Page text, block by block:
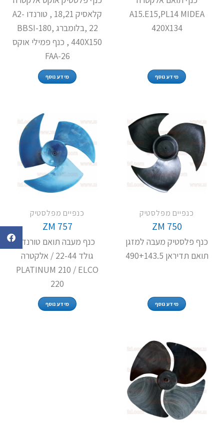
A15.E15,PL14 MIDEA
420X134
מידע נוסף
קלאסיק 18,21 , טורנדו A2-
22 ,בלומברג BBSI-180,
440X150 , כנף פמילי אוקס
FAA-26
מידע נוסף
כנפיים מפלסטיק
ZM 750
כנף פלסטיק מעבה למזגן
תואם תדיראן 490+143.5
מידע נוסף
כנפיים מפלסטיק
ZM 757
כנף מעבה תואם טורנדו
גולד 22-44 / אלקטרה
PLATINUM 210 / ELCO
220
מידע נוסף